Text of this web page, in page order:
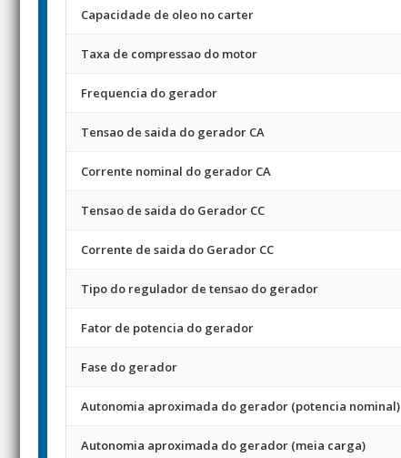
Capacidade de oleo no carter
Taxa de compressao do motor
Frequencia do gerador
Tensao de saida do gerador CA
Corrente nominal do gerador CA
Tensao de saida do Gerador CC
Corrente de saida do Gerador CC
Tipo do regulador de tensao do gerador
Fator de potencia do gerador
Fase do gerador
Autonomia aproximada do gerador (potencia nominal)
Autonomia aproximada do gerador (meia carga)